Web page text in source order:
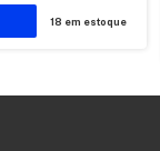
18 em estoque